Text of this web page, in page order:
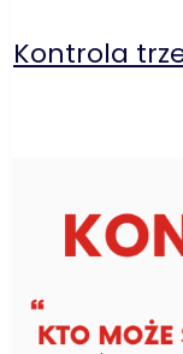
Kontrola